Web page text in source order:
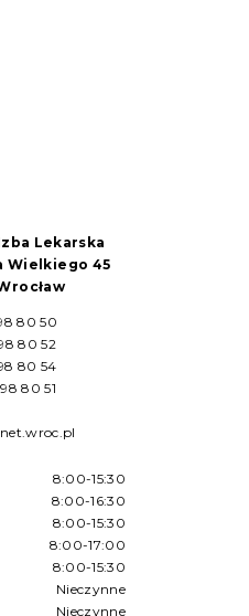
Lekarska
Wielkiego 45
80 50
80 52
80 54
80 51
8:00-15:30
8:00-16:30
8:00-15:30
8:00-17:00
8:00-15:30
Nieczynne
Nieczynne